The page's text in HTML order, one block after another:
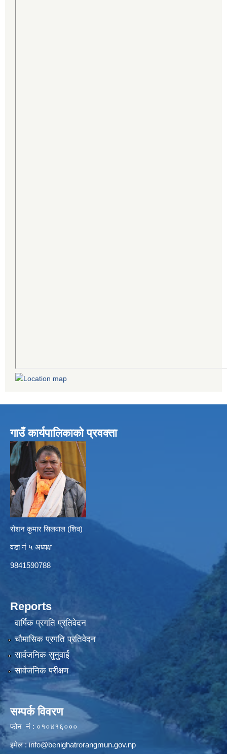
गाउँ कार्यपालिकाको प्रवक्ता
रोशन कुमार सिलवाल (शिव)
वडा नं ५ अध्यक्ष
9841590788
Reports
वार्षिक प्रगति प्रतिवेदन
चौमासिक प्रगति प्रतिवेदन
सार्वजनिक सुनुवाई
सार्वजनिक परीक्षण
सम्पर्क विवरण
फोन नं : ०१०४१६०००
इमेल :info@benighatrorangmun.gov.np